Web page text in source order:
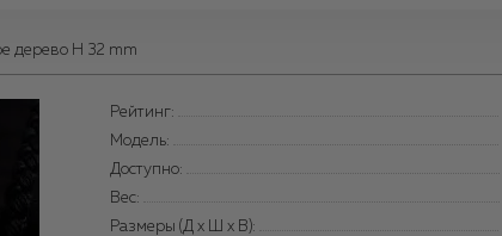
дерево H 32 mm
Рейтинг:
Модель:
Доступно:
Вес:
Размеры (Д x Ш x В):